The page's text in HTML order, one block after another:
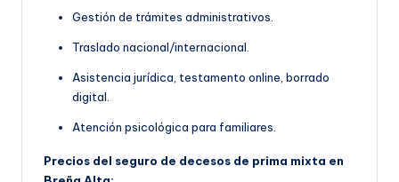
Gestión de trámites administrativos.
Traslado nacional/internacional.
Asistencia jurídica, testamento online, borrado
digital.
Atención psicológica para familiares.
Precios del seguro de decesos de prima mixta en